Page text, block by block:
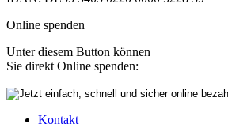
Online spenden
Unter diesem Button können
Sie direkt Online spenden:
Kontakt